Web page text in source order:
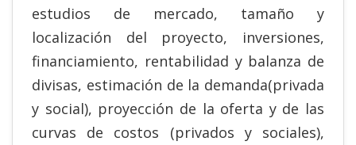
estudios de mercado, tamaño y
localización del proyecto, inversiones,
financiamiento, rentabilidad y balanza de
divisas, estimación de la demanda(privada
y social), proyección de la oferta y de las
curvas de costos (privados y sociales),